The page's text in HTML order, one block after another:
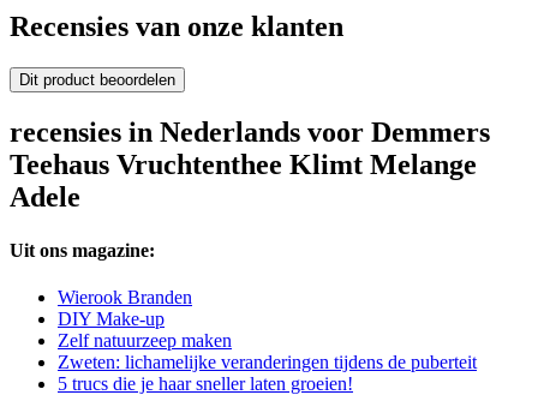
Recensies van onze klanten
Dit product beoordelen
recensies in Nederlands voor Demmers
Teehaus Vruchtenthee Klimt Melange
Adele
Uit ons magazine:
Wierook Branden
DIY Make-up
Zelf natuurzeep maken
Zweten: lichamelijke veranderingen tijdens de puberteit
5 trucs die je haar sneller laten groeien!